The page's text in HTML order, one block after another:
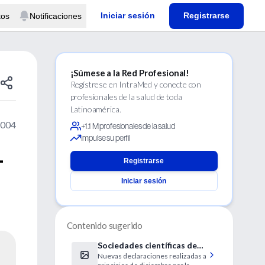
Notificaciones Iniciar sesión Registrarse
¡Súmese a la Red Profesional!
Regístrese en IntraMed y conecte con
profesionales de la salud de toda
Latinoamérica.
+1.1 M profesionales de la salud
Impulse su perfil
Registrarse
Iniciar sesión
Contenido sugerido
Sociedades científicas de
menopausia aseguran que
Nuevas declaraciones realizadas a